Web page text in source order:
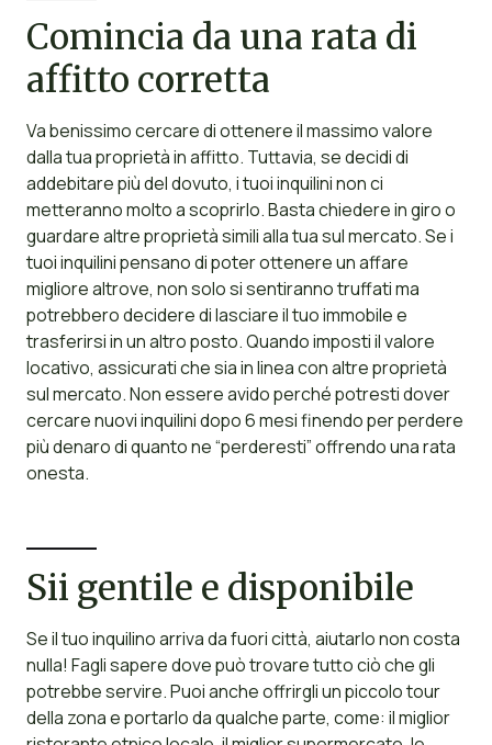
Comincia da una rata di
affitto corretta
Va benissimo cercare di ottenere il massimo valore
dalla tua proprietà in affitto. Tuttavia, se decidi di
addebitare più del dovuto, i tuoi inquilini non ci
metteranno molto a scoprirlo. Basta chiedere in giro o
guardare altre proprietà simili alla tua sul mercato. Se i
tuoi inquilini pensano di poter ottenere un affare
migliore altrove, non solo si sentiranno truffati ma
potrebbero decidere di lasciare il tuo immobile e
trasferirsi in un altro posto. Quando imposti il valore
locativo, assicurati che sia in linea con altre proprietà
sul mercato. Non essere avido perché potresti dover
cercare nuovi inquilini dopo 6 mesi finendo per perdere
più denaro di quanto ne “perderesti” offrendo una rata
onesta.
Sii gentile e disponibile
Se il tuo inquilino arriva da fuori città, aiutarlo non costa
nulla! Fagli sapere dove può trovare tutto ciò che gli
potrebbe servire. Puoi anche offrirgli un piccolo tour
della zona e portarlo da qualche parte, come: il miglior